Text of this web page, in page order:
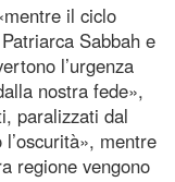
il ciclo
Sabbah e
l’urgenza
nostra fede»,
paralizzati dal
mentre
regione vengono